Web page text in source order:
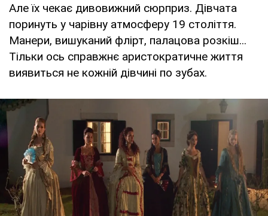
Але їх чекає дивовижний сюрприз. Дівчата
поринуть у чарівну атмосферу 19 століття.
Манери, вишуканий флірт, палацова розкіш...
Тільки ось справжнє аристократичне життя
виявиться не кожній дівчині по зубах.